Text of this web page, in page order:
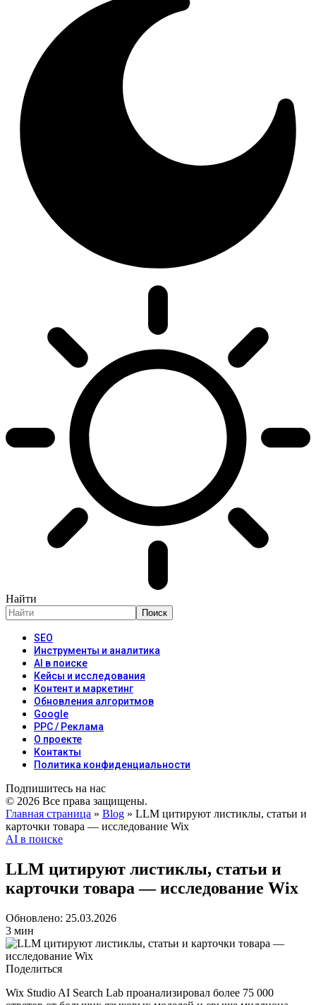
Найти
SEO
Инструменты и аналитика
AI в поиске
Кейсы и исследования
Контент и маркетинг
Обновления алгоритмов
Google
PPC / Реклама
О проекте
Контакты
Политика конфиденциальности
Подпишитесь на нас
© 2026 Все права защищены.
Главная страница » Blog » LLM цитируют листиклы, статьи и
карточки товара — исследование Wix
AI в поиске
LLM цитируют листиклы, статьи и
карточки товара — исследование Wix
Обновлено: 25.03.2026
3 мин
Поделиться
Wix Studio AI Search Lab проанализировал более 75 000